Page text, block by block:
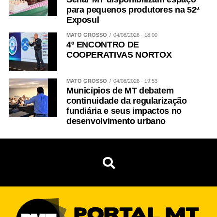
para pequenos produtores na 52ª
Exposul
MATO GROSSO 04/08/2026 - 18:00
4º ENCONTRO DE
COOPERATIVAS NORTOX
MATO GROSSO 04/08/2026 - 19:53
Municípios de MT debatem
continuidade da regularização
fundiária e seus impactos no
desenvolvimento urbano